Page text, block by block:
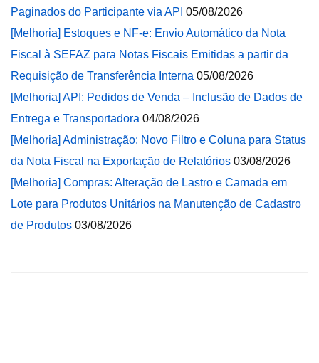
Paginados do Participante via API 05/08/2026
[Melhoria] Estoques e NF-e: Envio Automático da Nota
Fiscal à SEFAZ para Notas Fiscais Emitidas a partir da
Requisição de Transferência Interna 05/08/2026
[Melhoria] API: Pedidos de Venda – Inclusão de Dados de
Entrega e Transportadora 04/08/2026
[Melhoria] Administração: Novo Filtro e Coluna para Status
da Nota Fiscal na Exportação de Relatórios 03/08/2026
[Melhoria] Compras: Alteração de Lastro e Camada em
Lote para Produtos Unitários na Manutenção de Cadastro
de Produtos 03/08/2026